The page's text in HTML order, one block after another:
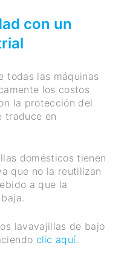
con un
todas las máquinas
los costos
la protección del
traduce en
domésticos tienen
que no la reutilizan
a que la
lavavajillas de bajo
clic aquí.